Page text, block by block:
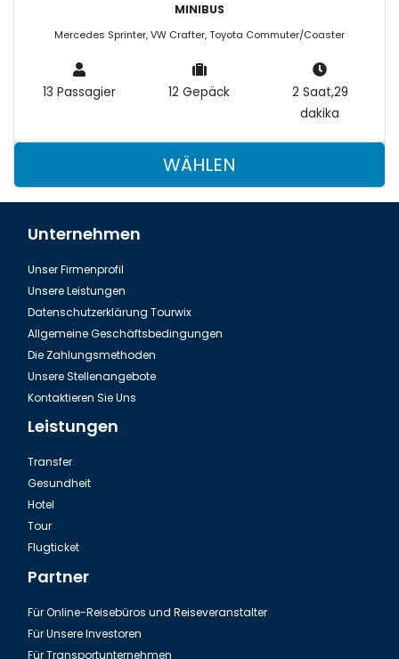
MINIBUS
Mercedes Sprinter, VW Crafter, Toyota Commuter/Coaster
13 Passagier 12 Gepäck
2 Saat,29
dakika
WÄHLEN
Unternehmen
Unser Firmenprofil
Unsere Leistungen
Datenschutzerklärung Tourwix
Allgemeine Geschäftsbedingungen
Die Zahlungsmethoden
Unsere Stellenangebote
Kontaktieren Sie Uns
Leistungen
Transfer
Gesundheit
Hotel
Tour
Flugticket
Partner
Für Online-Reisebüros und Reiseveranstalter
Für Unsere Investoren
Für Transportunternehmen